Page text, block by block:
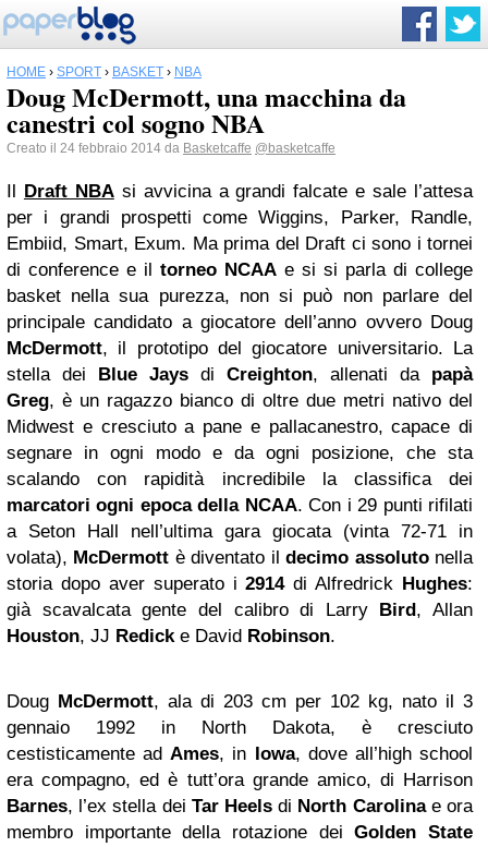
HOME › SPORT › BASKET › NBA
Doug McDermott, una macchina da
canestri col sogno NBA
Creato il 24 febbraio 2014 da Basketcaffe @basketcaffe
Il Draft NBAsi avvicina a grandi falcate e sale l’attesa
per i grandi prospetti come Wiggins, Parker, Randle,
Embiid, Smart, Exum. Ma prima del Draft ci sono i tornei
di conference e il torneo NCAA e si si parla di college
basket nella sua purezza, non si può non parlare del
principale candidato a giocatore dell’anno ovvero Doug
McDermott, il prototipo del giocatore universitario. La
stella dei Blue Jays di Creighton, allenati da papà
Greg, è un ragazzo bianco di oltre due metri nativo del
Midwest e cresciuto a pane e pallacanestro, capace di
segnare in ogni modo e da ogni posizione, che sta
scalando con rapidità incredibile la classifica dei
marcatori ogni epoca della NCAA. Con i 29 punti rifilati
a Seton Hall nell’ultima gara giocata (vinta 72-71 in
volata), McDermott è diventato ildecimo assolutonella
storia dopo aver superato i2914di Alfredrick Hughes:
già scavalcata gente del calibro di Larry Bird, Allan
Houston, JJ Redicke David Robinson.
Doug McDermott, ala di 203 cm per 102 kg, nato il 3
gennaio 1992 in North Dakota, è cresciuto
cestisticamente adAmes, in Iowa, dove all’high school
era compagno, ed è tutt’ora grande amico, di Harrison
Barnes, l’ex stella dei Tar Heels di North Carolinae ora
membro importante della rotazione deiGolden State